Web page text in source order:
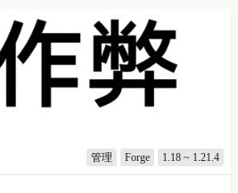
管理 Forge 1.18 ~ 1.21.4